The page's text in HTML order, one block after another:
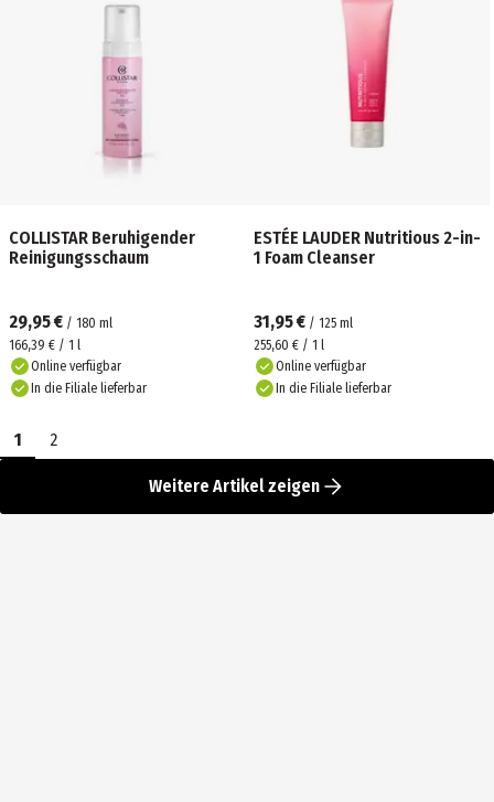
COLLISTAR Beruhigender
Reinigungsschaum
29,95 € / 180 ml
166,39 € / 1 l
Online verfügbar
In die Filiale lieferbar
ESTÉE LAUDER Nutritious 2-in-
1 Foam Cleanser
31,95 € / 125 ml
255,60 € / 1 l
Online verfügbar
In die Filiale lieferbar
1 2
Weitere Artikel zeigen